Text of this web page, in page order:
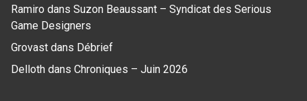
Ramiro dans Suzon Beaussant – Syndicat des Serious
Game Designers
Grovast dans Débrief
Delloth dans Chroniques – Juin 2026